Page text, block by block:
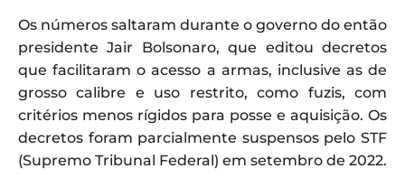
Os números saltaram durante o governo do então
presidente Jair Bolsonaro, que editou decretos
que facilitaram o acesso a armas, inclusive as de
grosso calibre e uso restrito, como fuzis, com
critérios menos rígidos para posse e aquisição. Os
decretos foram parcialmente suspensos pelo STF
(Supremo Tribunal Federal) em setembro de 2022.